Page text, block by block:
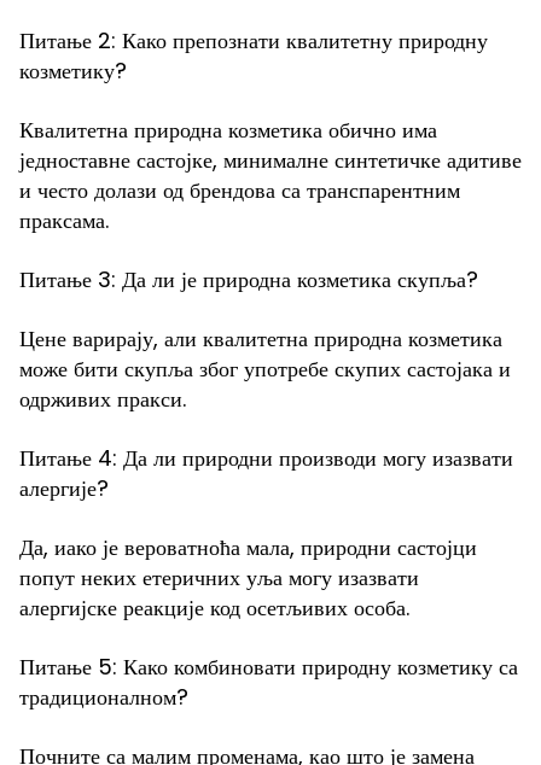
Питање 2: Како препознати квалитетну природну
козметику?
Квалитетна природна козметика обично има
једноставне састојке, минималне синтетичке адитиве
и често долази од брендова са транспарентним
праксама.
Питање 3: Да ли је природна козметика скупља?
Цене варирају, али квалитетна природна козметика
може бити скупља због употребе скупих састојака и
одрживих пракси.
Питање 4: Да ли природни производи могу изазвати
алергије?
Да, иако је вероватноћа мала, природни састојци
попут неких етеричних уља могу изазвати
алергијске реакције код осетљивих особа.
Питање 5: Како комбиновати природну козметику са
традиционалном?
Почните са малим променама, као што је замена